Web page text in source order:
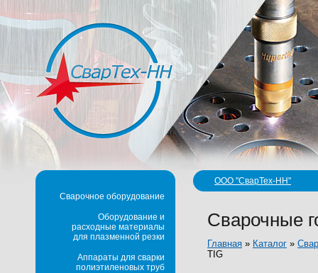
ООО "СварТех-НН"
Сварочные
Главная » Каталог »
TIG
Сварочное оборудование
Оборудование и
расходные материалы
для плазменной резки
Аппараты для сварки
полиэтиленовых труб